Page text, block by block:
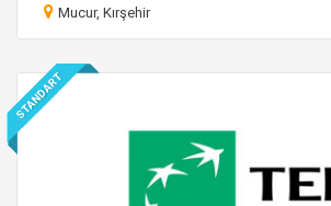
Mucur, Kırşehir
STANDART